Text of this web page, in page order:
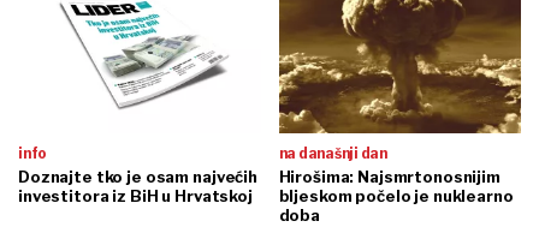
info
Doznajte tko je osam najvećih
investitora iz BiH u Hrvatskoj
na današnji dan
Hirošima: Najsmrtonosnijim
bljeskom počelo je nuklearno
doba